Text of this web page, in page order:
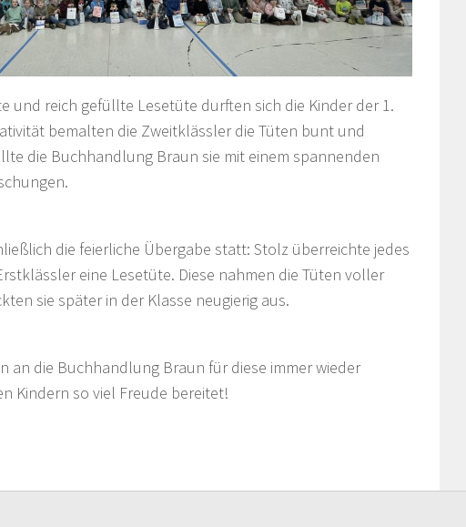
und reich gefüllte Lesetüte durften sich die Kinder der 1.
bemalten die Zweitklässler die Tüten bunt und
die Buchhandlung Braun sie mit einem spannenden
die feierliche Übergabe statt: Stolz überreichte jedes
eine Lesetüte. Diese nahmen die Tüten voller
sie später in der Klasse neugierig aus.
an die Buchhandlung Braun für diese immer wieder
Kindern so viel Freude bereitet!